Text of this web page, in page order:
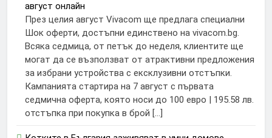
август онлайн
През целия август Vivacom ще предлага специални
Шок оферти, достъпни единствено на vivacom.bg.
Всяка седмица, от петък до неделя, клиентите ще
могат да се възползват от атрактивни предложения
за избрани устройства с ексклузивни отстъпки.
Кампанията стартира на 7 август с първата
седмична оферта, която носи до 100 евро | 195.58 лв.
отстъпка при покупка в брой […]